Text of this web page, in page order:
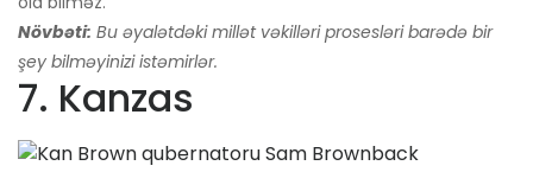
Növbəti: Bu əyalətdəki millət vəkilləri prosesləri barədə bir
şey bilməyinizi istəmirlər.
7. Kanzas